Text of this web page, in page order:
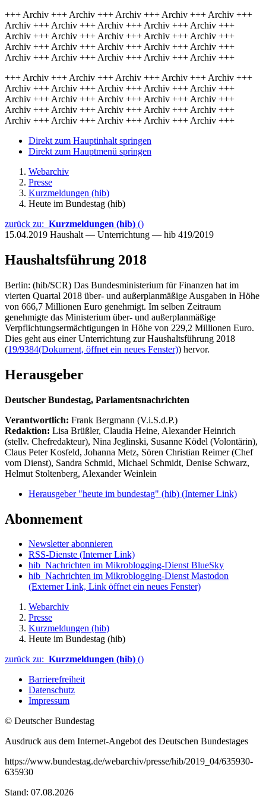
+++ Archiv +++ Archiv +++ Archiv +++ Archiv +++ Archiv +++
Archiv +++ Archiv +++ Archiv +++ Archiv +++ Archiv +++
Archiv +++ Archiv +++ Archiv +++ Archiv +++ Archiv +++
Archiv +++ Archiv +++ Archiv +++ Archiv +++ Archiv +++
Archiv +++ Archiv +++ Archiv +++ Archiv +++ Archiv +++
+++ Archiv +++ Archiv +++ Archiv +++ Archiv +++ Archiv +++
Archiv +++ Archiv +++ Archiv +++ Archiv +++ Archiv +++
Archiv +++ Archiv +++ Archiv +++ Archiv +++ Archiv +++
Archiv +++ Archiv +++ Archiv +++ Archiv +++ Archiv +++
Archiv +++ Archiv +++ Archiv +++ Archiv +++ Archiv +++
Direkt zum Hauptinhalt springen
Direkt zum Hauptmenü springen
Webarchiv
Presse
Kurzmeldungen (hib)
Heute im Bundestag (hib)
zurück zu: Kurzmeldungen (hib) ()
15.04.2019 Haushalt — Unterrichtung — hib 419/2019
Haushaltsführung 2018
Berlin: (hib/SCR) Das Bundesministerium für Finanzen hat im
vierten Quartal 2018 über- und außerplanmäßige Ausgaben in Höhe
von 666,7 Millionen Euro genehmigt. Im selben Zeitraum
genehmigte das Ministerium über- und außerplanmäßige
Verpflichtungsermächtigungen in Höhe von 229,2 Millionen Euro.
Dies geht aus einer Unterrichtung zur Haushaltsführung 2018
(19/9384(Dokument, öffnet ein neues Fenster)) hervor.
Herausgeber
Deutscher Bundestag, Parlamentsnachrichten
Verantwortlich: Frank Bergmann (V.i.S.d.P.)
Redaktion: Lisa Brüßler, Claudia Heine, Alexander Heinrich
(stellv. Chefredakteur), Nina Jeglinski, Susanne Ködel (Volontärin),
Claus Peter Kosfeld, Johanna Metz, Sören Christian Reimer (Chef
vom Dienst), Sandra Schmid, Michael Schmidt, Denise Schwarz,
Helmut Stoltenberg, Alexander Weinlein
Herausgeber "heute im bundestag" (hib) (Interner Link)
Abonnement
Newsletter abonnieren
RSS-Dienste (Interner Link)
hib_Nachrichten im Mikroblogging-Dienst BlueSky
hib_Nachrichten im Mikroblogging-Dienst Mastodon
(Externer Link, Link öffnet ein neues Fenster)
Webarchiv
Presse
Kurzmeldungen (hib)
Heute im Bundestag (hib)
zurück zu: Kurzmeldungen (hib) ()
Barrierefreiheit
Datenschutz
Impressum
© Deutscher Bundestag
Ausdruck aus dem Internet-Angebot des Deutschen Bundestages
https://www.bundestag.de/webarchiv/presse/hib/2019_04/635930-
635930
Stand: 07.08.2026